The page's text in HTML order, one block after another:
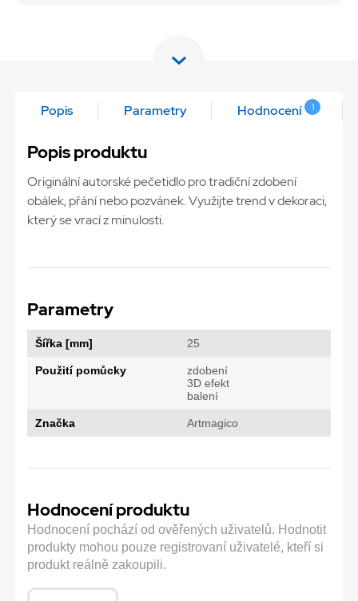
Popis Parametry Hodnocení 1
Popis produktu
Originální autorské pečetidlo pro tradiční zdobení
obálek, přání nebo pozvánek. Využijte trend v dekoraci,
který se vrací z minulosti.
Parametry
Šířka [mm] 25
Použití pomůcky
zdobení
3D efekt
balení
Značka Artmagico
Hodnocení produktu
Hodnocení pochází od ověřených uživatelů. Hodnotit
produkty mohou pouze registrovaní uživatelé, kteří si
produkt reálně zakoupili.